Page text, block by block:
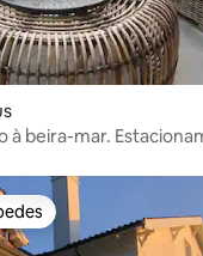
à beira-mar.